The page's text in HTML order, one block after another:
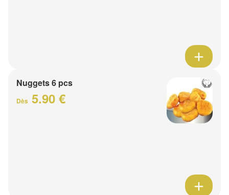
Nuggets 6 pcs
Dès 5.90 €